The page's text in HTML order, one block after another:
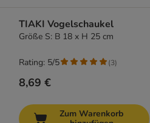
TIAKI Vogelschaukel
Größe S: B 18 x H 25 cm
8,69 €
Rating: 5/5 (3)
Zum Warenkorb